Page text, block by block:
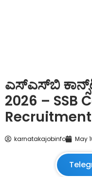
ಎಸ್‌ಎಸ್‌ಬಿ
2026 – SSB
karnatakajobinfo May